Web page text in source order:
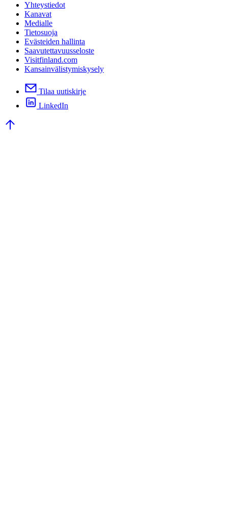
Yhteystiedot
Kanavat
Medialle
Tietosuoja
Evästeiden hallinta
Saavutettavuusseloste
Visitfinland.com
Kansainvälistymiskysely
Tilaa uutiskirje
LinkedIn